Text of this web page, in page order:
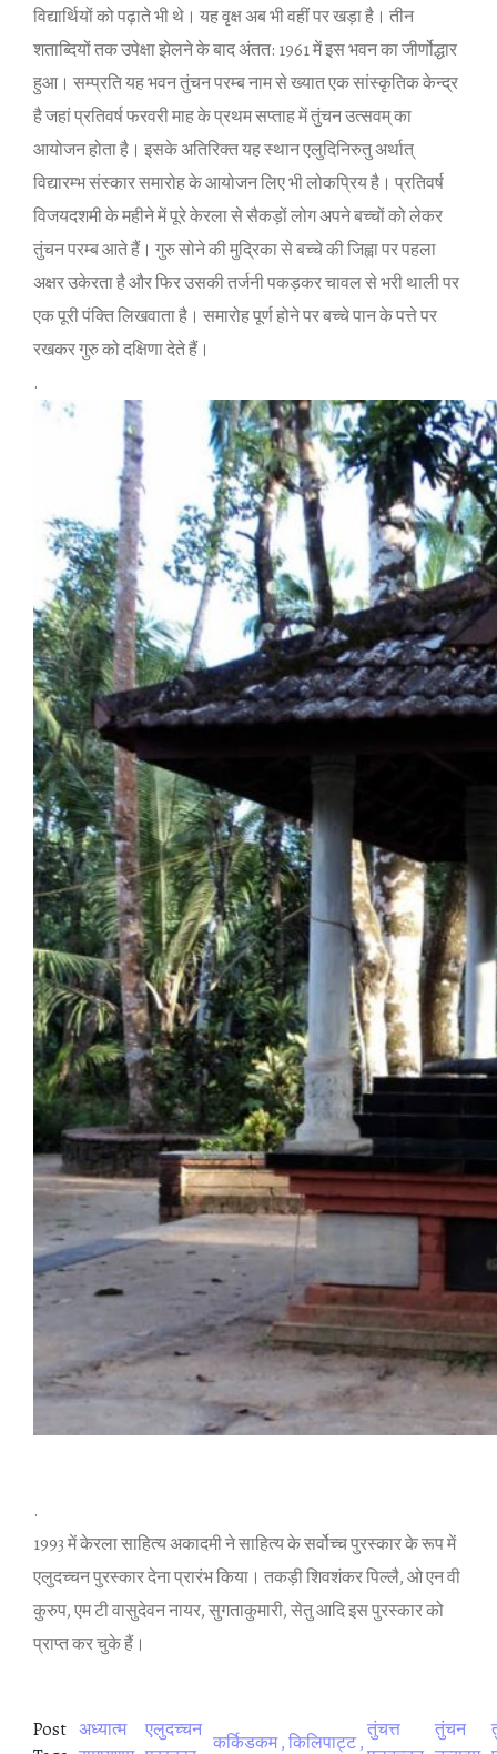
विद्यार्थियों को पढ़ाते भी थे। यह वृक्ष अब भी वहीं पर खड़ा है। तीन
शताब्‍दियों तक उपेक्षा झेलने के बाद अंतत: 1961 में इस भवन का जीर्णोद्धार
हुआ। सम्‍प्रति यह भवन तुंचन परम्‍ब नाम से ख्‍यात एक सांस्‍कृतिक केन्‍द्र
है जहां प्रतिवर्ष फरवरी माह के प्रथम सप्‍ताह में तुंचन उत्‍सवम् का
आयोजन होता है। इसके अतिरिक्‍त यह स्‍थान एलुदिनिरुतु अर्थात्
विद्यारम्‍भ संस्‍कार समारोह के आयोजन लिए भी लोकप्रिय है। प्रतिवर्ष
विजयदशमी के महीने में पूरे केरला से सैकड़ों लोग अपने बच्‍चों को लेकर
तुंचन परम्‍ब आते हैं। गुरु सोने की मुद्रिका से बच्‍चे की जिह्वा पर पहला
अक्षर उकेरता है और फिर उसकी तर्जनी पकड़कर चावल से भरी थाली पर
एक पूरी पंक्‍ति लिखवाता है। समारोह पूर्ण होने पर बच्‍चे पान के पत्ते पर
रखकर गुरु को दक्षिणा देते हैं।
.
.
1993 में केरला साहित्‍य अकादमी ने साहित्‍य के सर्वोच्‍च पुरस्‍कार के रूप में
एलुदच्‍चन पुरस्‍कार देना प्रारंभ किया। तकड़ी शिवशंकर पिल्‍लै, ओ एन वी
कुरुप, एम टी वासुदेवन नायर, सुगताकुमारी, सेतु आदि इस पुरस्‍कार को
प्राप्‍त कर चुके हैं।
Post अध्‍यात्‍म
एलुदच्‍चन
कर्किडकम किलिपाट्ट
तुंचत्त
तुंचन